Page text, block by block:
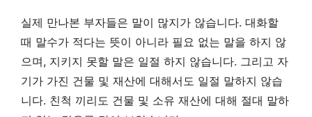
실제 만나본 부자들은 말이 많지가 않습니다. 대화할
때 말수가 적다는 뜻이 아니라 필요 없는 말을 하지 않
으며, 지키지 못할 말은 일절 하지 않습니다. 그리고 자
기가 가진 건물 및 재산에 대해서도 일절 말하지 않습
니다. 친척 끼리도 건물 및 소유 재산에 대해 절대 말하